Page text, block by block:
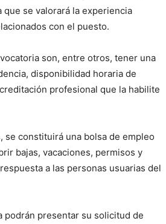
que se valorará la experiencia
con el puesto.
son, entre otros, tener una
disponibilidad horaria de
profesional que la habilite
se constituirá una bolsa de empleo
bajas, vacaciones, permisos y
a las personas usuarias del
podrán presentar su solicitud de